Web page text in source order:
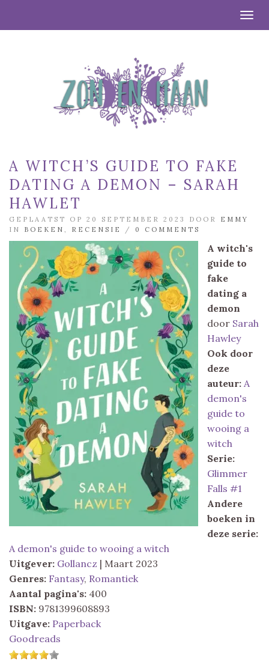
A WITCH’S GUIDE TO FAKE
DATING A DEMON – SARAH
HAWLET
GEPLAATST OP 20 SEPTEMBER 2023 DOOR EMMY
IN BOEKEN RECENSIE / 0 COMMENTS
A witch's
guide to
fake
dating a
demon
door Sarah
Hawley
Ook door
deze
auteur: A
demon's
guide to
wooing a
witch
Serie:
Glimmer
Falls #1
Andere
boeken in
deze serie:
A demon's guide to wooing a witch
Uitgever: Gollancz | Maart 2023
Genres: Fantasy, Romantiek
Aantal pagina's: 400
ISBN: 9781399608893
Uitgave: Paperback
Goodreads